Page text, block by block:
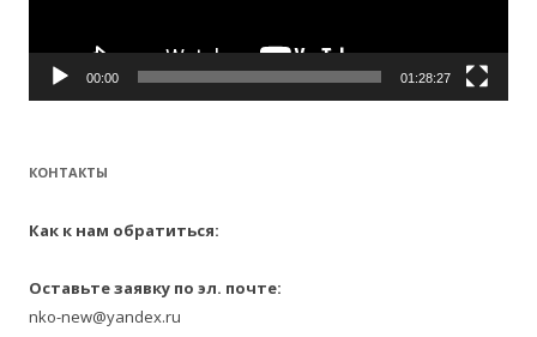
00:00 01:28:27
КОНТАКТЫ
Как к нам обратиться:
Оставьте заявку по эл. почте:
nko-new@yandex.ru